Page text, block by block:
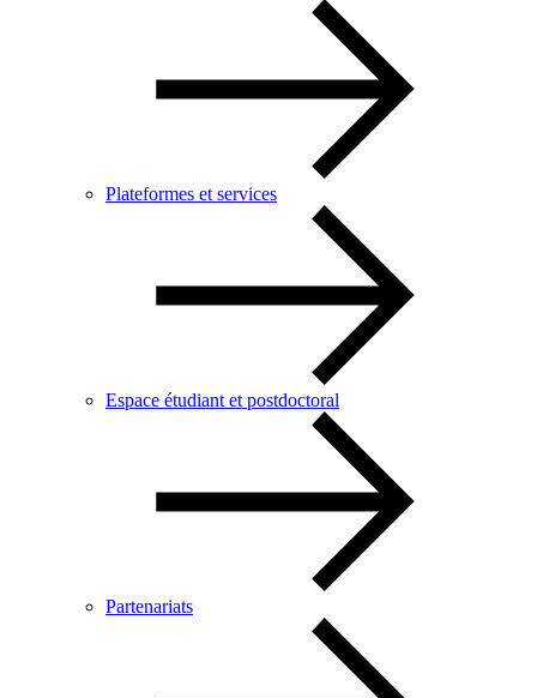
Plateformes et services
Espace étudiant et postdoctoral
Partenariats